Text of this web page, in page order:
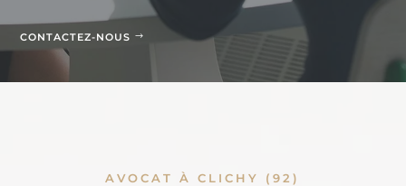
CONTACTEZ-NOUS
AVOCAT À CLICHY (92)